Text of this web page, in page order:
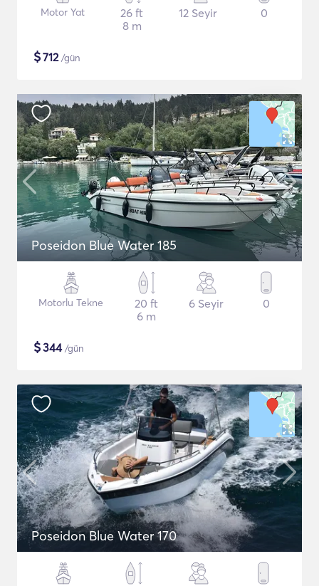
Motor Yat
26 ft
8 m
12 Seyir 0
$712/gün
Poseidon Blue Water 185
Motorlu Tekne
20 ft
6 m
6 Seyir 0
$344/gün
Poseidon Blue Water 170